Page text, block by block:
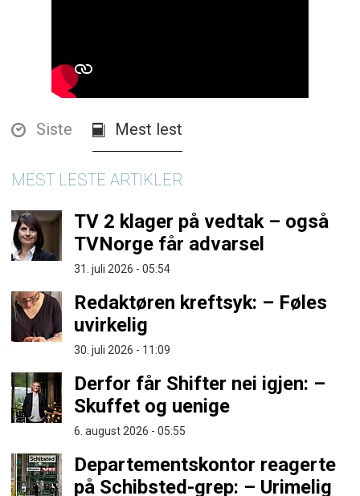
Siste Mest lest
MEST LESTE ARTIKLER
TV 2 klager på vedtak – også
TVNorge får advarsel
31. juli 2026 - 05:54
Redaktøren kreftsyk: – Føles
uvirkelig
30. juli 2026 - 11:09
Derfor får Shifter nei igjen: –
Skuffet og uenige
6. august 2026 - 05:55
Departementskontor reagerte
på Schibsted-grep: – Urimelig